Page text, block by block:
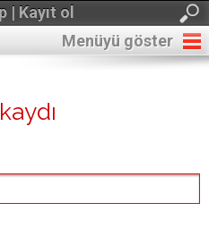
| Kayıt ol
Menüyü göster